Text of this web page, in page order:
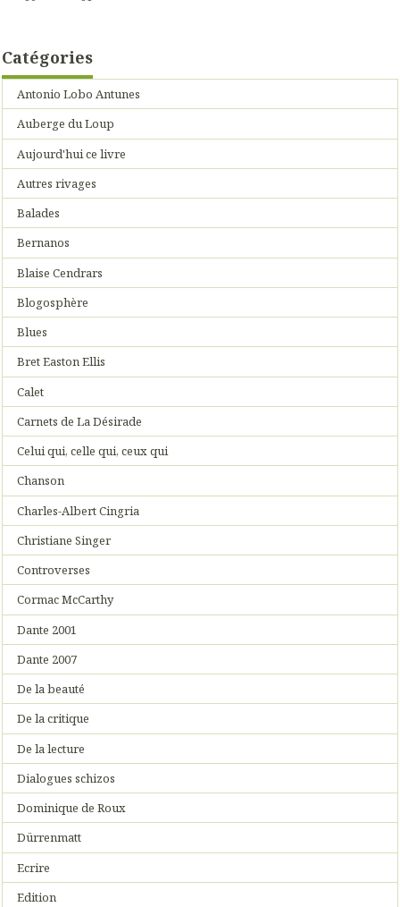
Catégories
Antonio Lobo Antunes
Auberge du Loup
Aujourd'hui ce livre
Autres rivages
Balades
Bernanos
Blaise Cendrars
Blogosphère
Blues
Bret Easton Ellis
Calet
Carnets de La Désirade
Celui qui, celle qui, ceux qui
Chanson
Charles-Albert Cingria
Christiane Singer
Controverses
Cormac McCarthy
Dante 2001
Dante 2007
De la beauté
De la critique
De la lecture
Dialogues schizos
Dominique de Roux
Dürrenmatt
Ecrire
Edition